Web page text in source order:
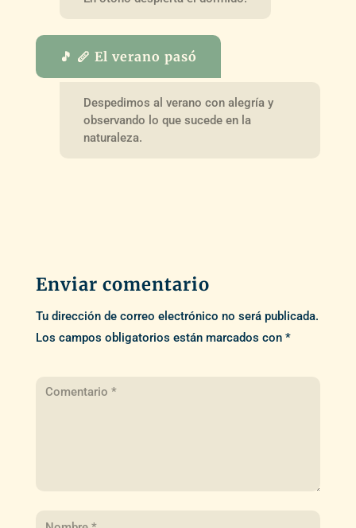
🎵 🪈 El verano pasó
Despedimos al verano con alegría y
observando lo que sucede en la
naturaleza.
Enviar comentario
Tu dirección de correo electrónico no será publicada.
Los campos obligatorios están marcados con *